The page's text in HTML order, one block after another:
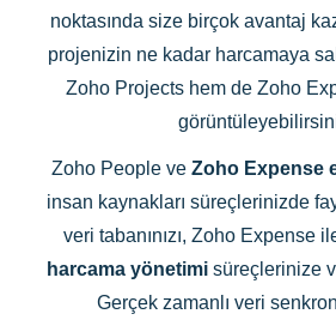
noktasında size birçok avantaj
projenizin ne kadar harcamaya
Zoho Projects hem de Zoho
Zoho People ve Zoho Expense
insan kaynakları süreçlerinizde
veri tabanınızı, Zoho Expense
harcama yönetimi süreçlerinize
Gerçek zamanlı veri